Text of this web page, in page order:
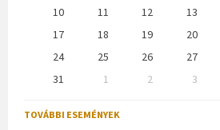
10
11 12 13
17
18 19 20
24
25 26 27
31
1 2 3
to
calendar
TOVÁBBI ESEMÉNYEK